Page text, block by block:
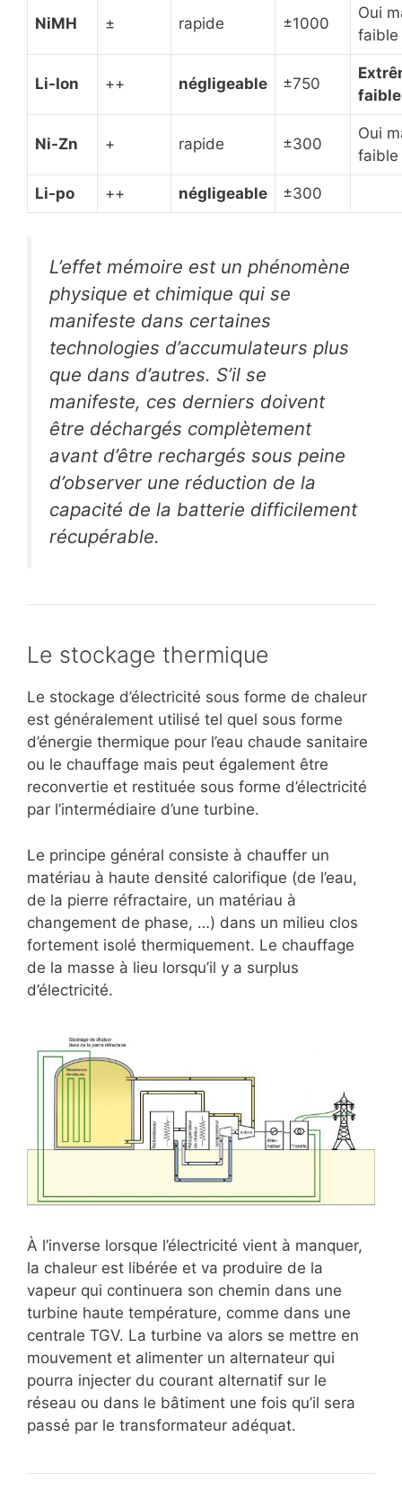
NiMH ± rapide ±1000
Oui
faible
Li-Ion ++ négligeable ±750
faible
Ni-Zn + rapide ±300
Oui
faible
Li-po ++ négligeable ±300
L’effet mémoire est un phénomène
physique et chimique qui se
manifeste dans certaines
technologies d’accumulateurs plus
que dans d’autres. S’il se
manifeste, ces derniers doivent
être déchargés complètement
avant d’être rechargés sous peine
d’observer une réduction de la
capacité de la batterie difficilement
récupérable.
Le stockage thermique
Le stockage d’électricité sous forme de chaleur
est généralement utilisé tel quel sous forme
d’énergie thermique pour l’eau chaude sanitaire
ou le chauffage mais peut également être
reconvertie et restituée sous forme d’électricité
par l’intermédiaire d’une turbine.
Le principe général consiste à chauffer un
matériau à haute densité calorifique (de l’eau,
de la pierre réfractaire, un matériau à
changement de phase, …) dans un milieu clos
fortement isolé thermiquement. Le chauffage
de la masse à lieu lorsqu’il y a surplus
d’électricité.
À l’inverse lorsque l’électricité vient à manquer,
la chaleur est libérée et va produire de la
vapeur qui continuera son chemin dans une
turbine haute température, comme dans une
centrale TGV. La turbine va alors se mettre en
mouvement et alimenter un alternateur qui
pourra injecter du courant alternatif sur le
réseau ou dans le bâtiment une fois qu’il sera
passé par le transformateur adéquat.